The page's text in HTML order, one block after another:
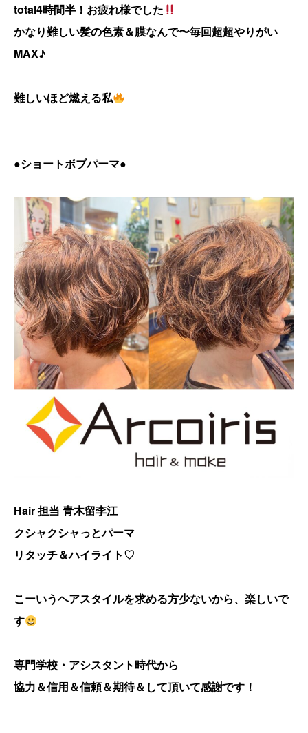
total4時間半！お疲れ様でした
かなり難しい髪の色素＆膜なんで〜毎回超超やりがい
MAX♪
難しいほど燃える私
●ショートボブパーマ●
Hair 担当 青木留李江
クシャクシャっとパーマ
リタッチ＆ハイライト♡
こーいうヘアスタイルを求める方少ないから、楽しいで
す
専門学校・アシスタント時代から
協力＆信用＆信頼＆期待＆して頂いて感謝です！